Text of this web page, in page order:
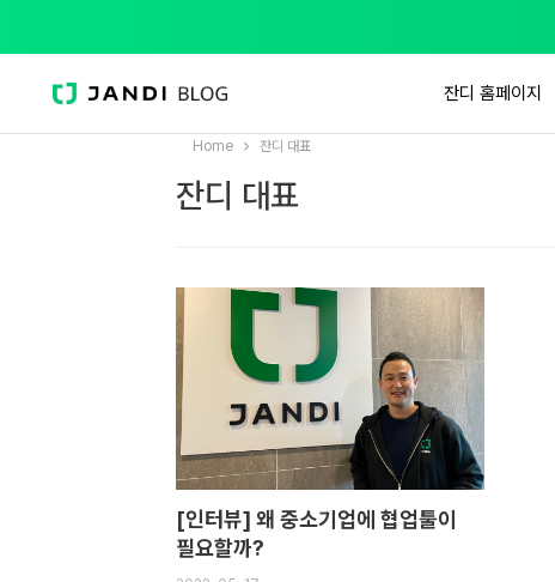
잔디 홈페이지
Home 잔디 대표
잔디 대표
[인터뷰] 왜 중소기업에 협업툴이
필요할까?